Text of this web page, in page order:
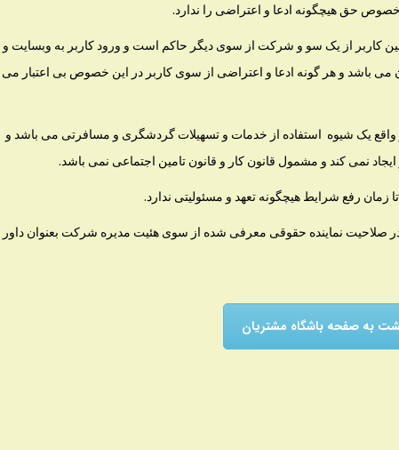
خصوص حق هیچگونه ادعا و اعتراضی را ندارد.
کاربر از یک سو و شرکت از سوی دیگر حاکم است و ورود کاربر به وبسایت و
می باشد و هر گونه ادعا و اعتراضی از سوی کاربر در این خصوص بی اعتبار می
یک شیوه استفاده از خدمات و تسهیلات گردشگری و مسافرتی می باشد و
نمی کند و مشمول قانون کار و قانون تامین اجتماعی نمی باشد.
رفع شرایط هیچگونه تعهد و مسئولیتی ندارد.
در صلاحیت نماینده حقوقی معرفی شده از سوی هئیت مدیره شرکت بعنوان داور
به صفحه باشگاه مشتریان